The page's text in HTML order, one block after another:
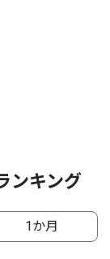
ンキング
1か月